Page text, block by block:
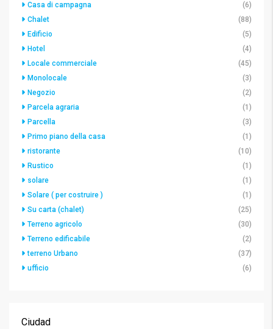
Casa di campagna
(6)
Chalet
(88)
Edificio
(5)
Hotel
(4)
Locale commerciale
(45)
Monolocale
(3)
Negozio
(2)
Parcela agraria
(1)
Parcella
(3)
Primo piano della casa
(1)
ristorante
(10)
Rustico
(1)
solare
(1)
Solare ( per costruire )
(1)
Su carta (chalet)
(25)
Terreno agricolo
(30)
Terreno edificabile
(2)
terreno Urbano
(37)
ufficio
(6)
Ciudad